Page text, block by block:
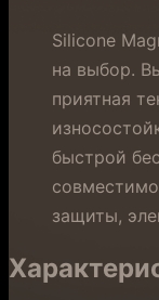
Silicone
на выбор.
приятная
быстрой
защиты,